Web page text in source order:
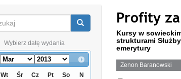
Wybierz datę wydania
Wt Śr Cz Pt So
N
Profity
Kursy w
strukturami
emerytury
Zenon Baranowski